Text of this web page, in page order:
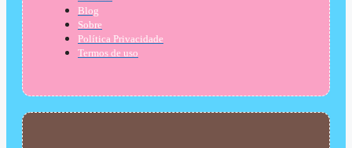
Blog
Sobre
Política Privacidade
Termos de uso